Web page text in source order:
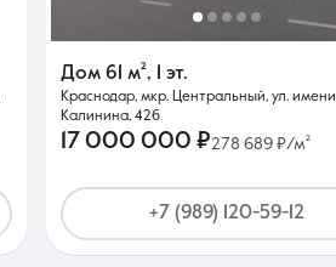
Дом 61 м², 1 эт.
Краснодар, мкр. Центральный, ул. имени
Калинина, 426
17 000 000 ₽278 689 ₽/м²
+7 (989) 120-59-12